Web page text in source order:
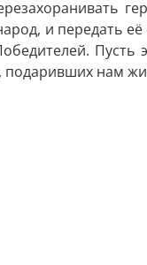
и передать
подаривших нам